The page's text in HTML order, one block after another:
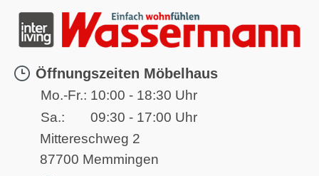
Öffnungszeiten Möbelhaus
Mo.-Fr.: 10:00 - 18:30 Uhr
Sa.:
09:30 - 17:00 Uhr
Mittereschweg 2
87700 Memmingen